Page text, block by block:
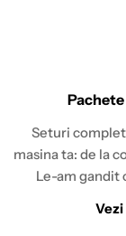
Seturi
masina ta: de la
Le-am gandit